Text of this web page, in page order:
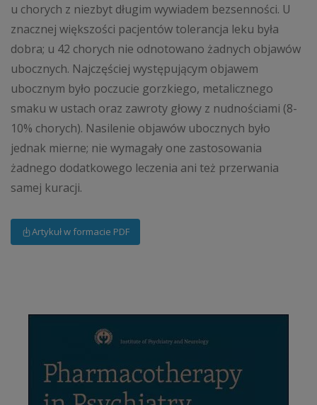
u chorych z niezbyt długim wywiadem bezsenności. U
znacznej większości pacjentów tolerancja leku była
dobra; u 42 chorych nie odnotowano żadnych objawów
ubocznych. Najczęściej występującym objawem
ubocznym było poczucie gorzkiego, metalicznego
smaku w ustach oraz zawroty głowy z nudnościami (8-
10% chorych). Nasilenie objawów ubocznych było
jednak mierne; nie wymagały one zastosowania
żadnego dodatkowego leczenia ani też przerwania
samej kuracji.
Artykuł w formacie PDF